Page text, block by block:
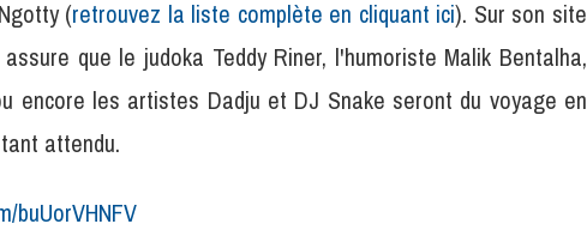
(retrouvez la liste complète en cliquant ici). Sur son site
que le judoka Teddy Riner, l'humoriste Malik Bentalha,
encore les artistes Dadju et DJ Snake seront du voyage en
attendu.
buUorVHNFV